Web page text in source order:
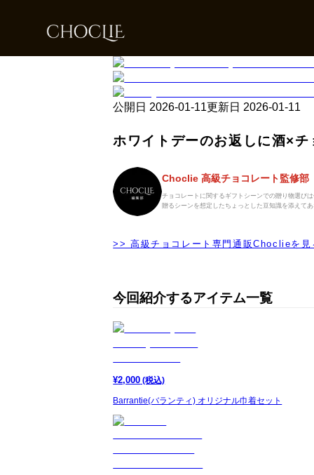
公開日 2026-01-11更新日 2026-01-11
ホワイトデーのお返しに酒×
Choclie 高級チョコレート監修部
チョコレートに関するギフトシーンでの贈り物選び
贈るシーンを想定したちょっとした豆知識を添えて
>> 高級チョコレート専門通販Choclieを見
今回紹介するアイテム一覧
¥2,000 (税込)
Barrantie(バランティ) オリジナル巾着セット